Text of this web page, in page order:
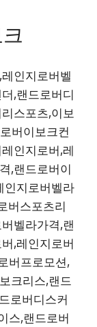
인지로버벨
,랜드로버디
스포츠,이보
버이보크컨
인지로버,레
,랜드로버이
인지로버벨라
버스포츠리
벨라가격,랜
,레인지로버
버프로모션,
크리스,랜드
로버디스커
스,랜드로버